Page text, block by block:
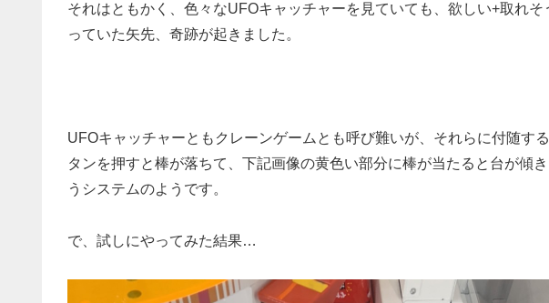
それはともかく、色々なUFOキャッチャーを見ていても、欲しい+取れ
っていた矢先、奇跡が起きました。
UFOキャッチャーともクレーンゲームとも呼び難いが、それらに付随す
タンを押すと棒が落ちて、下記画像の黄色い部分に棒が当たると台が傾
うシステムのようです。
で、試しにやってみた結果…